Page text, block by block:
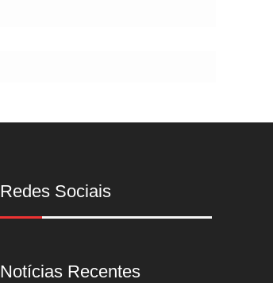
Redes Sociais
Notícias Recentes